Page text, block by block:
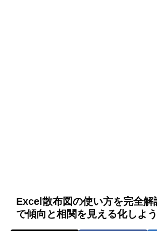
Excel散布図の使い方を完全解
で傾向と相関を見える化しよう